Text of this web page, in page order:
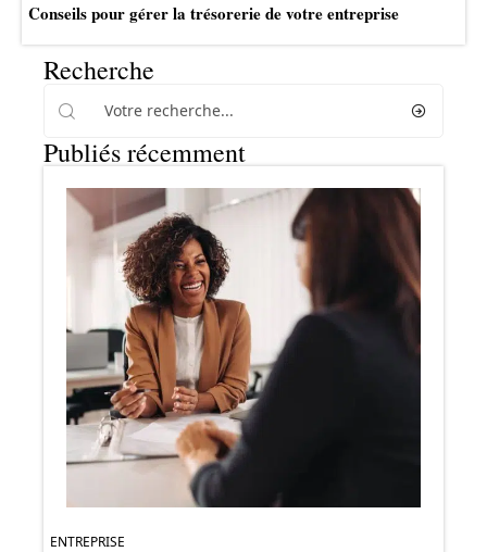
Conseils pour gérer la trésorerie de votre entreprise
Recherche
Publiés récemment
ENTREPRISE